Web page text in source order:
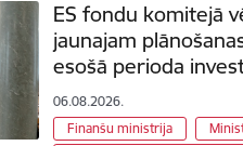
ES fondu komitejā
jaunajam
esošā perioda
06.08.2026.
Finanšu ministrija